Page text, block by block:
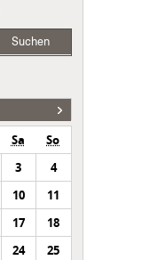
Suchen
Sa
So
3
4
10
11
17
18
24
25